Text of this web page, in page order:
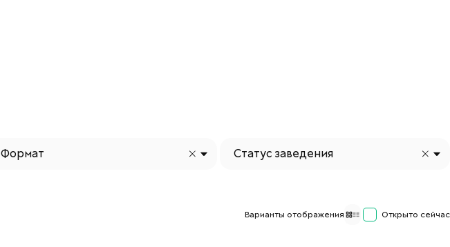
Формат Статус заведения
Варианты отображения
Открыто сейчас